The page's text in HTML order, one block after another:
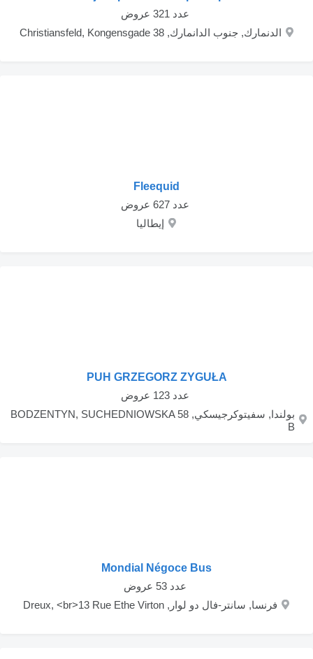
‏ عدد 321 عروض
الدنمارك, جنوب الدانمارك, Christiansfeld, Kongensgade 38
Fleequid
‏ عدد 627 عروض
إيطاليا
PUH GRZEGORZ ZYGUŁA
‏ عدد 123 عروض
بولندا, سفيتوكرجيسكي, BODZENTYN, SUCHEDNIOWSKA 58
B
Mondial Négoce Bus
‏ عدد 53 عروض
فرنسا, سانتر-فال دو لوار, Dreux, <br>13 Rue Ethe Virton